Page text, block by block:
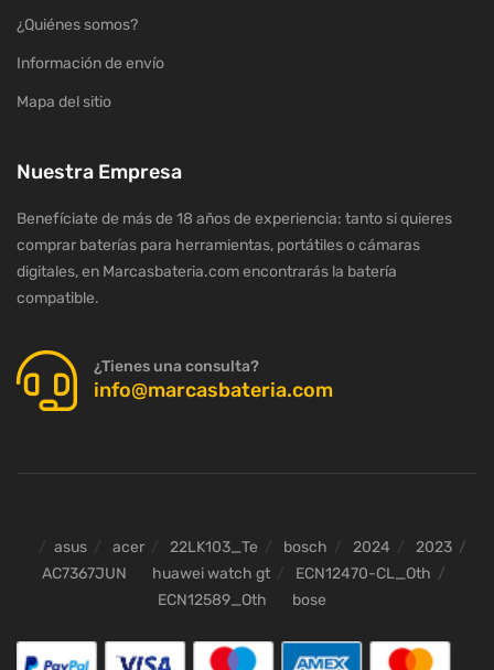
¿Quiénes somos?
Información de envío
Mapa del sitio
Nuestra Empresa
Benefíciate de más de 18 años de experiencia: tanto si quieres
comprar baterías para herramientas, portátiles o cámaras
digitales, en Marcasbateria.com encontrarás la batería
compatible.
¿Tienes una consulta?
info@marcasbateria.com
asus acer 22LK103_Te bosch 2024
2023
AC7367JUN
huawei watch gt
ECN12470-CL_Oth
ECN12589_Oth
bose